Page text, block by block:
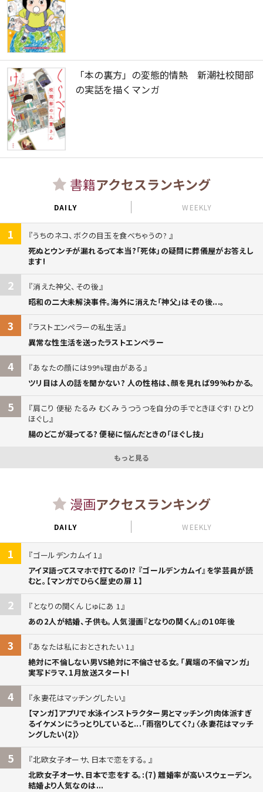
「本の裏方」の変態的情熱 新潮社校閲部
の実話を描くマンガ
書籍アクセスランキング
DAILY WEEKLY
1
うちのネコ、ボクの目玉を食べちゃうの?
死ぬとウンチが漏れるって本当?「死体」の疑問に葬儀屋がお答えし
ます!
2
消えた神父、その後
昭和の二大未解決事件。海外に消えた「神父」はその後...。
3
ラストエンペラーの私生活
異常な性生活を送ったラストエンペラー
4
あなたの顔には99%理由がある
ツリ目は人の話を聞かない? 人の性格は、顔を見れば99%わかる。
5
肩こり 便秘 たるみ むくみ うつうつを自分の手でときほぐす! ひとり
ほぐし
腸のどこが凝ってる? 便秘に悩んだときの「ほぐし技」
もっと見る
漫画アクセスランキング
DAILY WEEKLY
1
ゴールデンカムイ 1
アイヌ語ってスマホで打てるの!? 『ゴールデンカムイ』を学芸員が読
むと。【マンガでひらく歴史の扉 1】
2
となりの関くん じゅにあ 1
あの2人が結婚、子供も。人気漫画『となりの関くん』の10年後
3
あなたは私におとされたい 1
絶対に不倫しない男VS絶対に不倫させる女。「異端の不倫マンガ」
実写ドラマ、1月放送スタート!
4
永妻花はマッチングしたい
【マンガ】アプリで水泳インストラクター男とマッチング!肉体派すぎ
るイケメンにうっとりしていると...「雨宿りしてく?」〈永妻花はマッチ
ングしたい(2)〉
5
北欧女子オーサ、日本で恋をする。
北欧女子オーサ、日本で恋をする。:(7) 離婚率が高いスウェーデン。
結婚より人気なのは...